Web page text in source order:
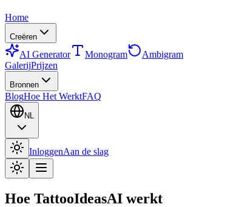
Home
Creëren
AI Generator Monogram
Ambigram
GalerijPrijzen
Bronnen
BlogHoe Het WerktFAQ
NL
InloggenAan de slag
Hoe TattooIdeasAI werkt